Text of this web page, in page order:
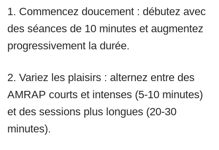
1. Commencez doucement : débutez avec
des séances de 10 minutes et augmentez
progressivement la durée.
2. Variez les plaisirs : alternez entre des
AMRAP courts et intenses (5-10 minutes)
et des sessions plus longues (20-30
minutes).